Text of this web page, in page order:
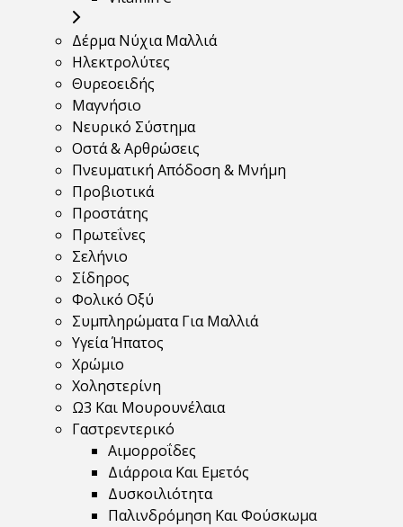
Δέρμα Νύχια Μαλλιά
Ηλεκτρολύτες
Θυρεοειδής
Μαγνήσιο
Νευρικό Σύστημα
Οστά & Αρθρώσεις
Πνευματική Απόδοση & Μνήμη
Προβιοτικά
Προστάτης
Πρωτεΐνες
Σελήνιο
Σίδηρος
Φολικό Οξύ
Συμπληρώματα Για Μαλλιά
Υγεία Ήπατος
Χρώμιο
Χοληστερίνη
Ω3 Και Μουρουνέλαια
Γαστρεντερικό
Αιμορροΐδες
Διάρροια Και Εμετός
Δυσκοιλιότητα
Παλινδρόμηση Και Φούσκωμα